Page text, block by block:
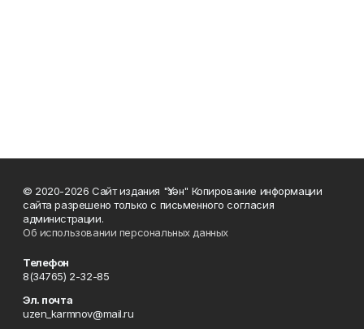
© 2020-2026 Сайт издания "Үзән" Копирование информации
сайта разрешено только с письменного согласия
администрации.
Об использовании персональных данных
Телефон
8(34765) 2-32-85
Эл. почта
uzen_karmnov@mail.ru